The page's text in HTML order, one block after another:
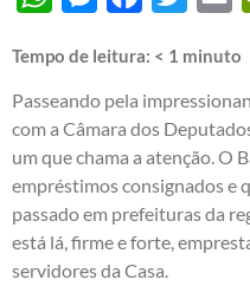
Tempo de leitura: < 1 minuto
Passeando pela
com a Câmara dos
um que chama a atenção. O
empréstimos consignados e
passado em prefeituras da
está lá, firme e forte,
servidores da Casa.